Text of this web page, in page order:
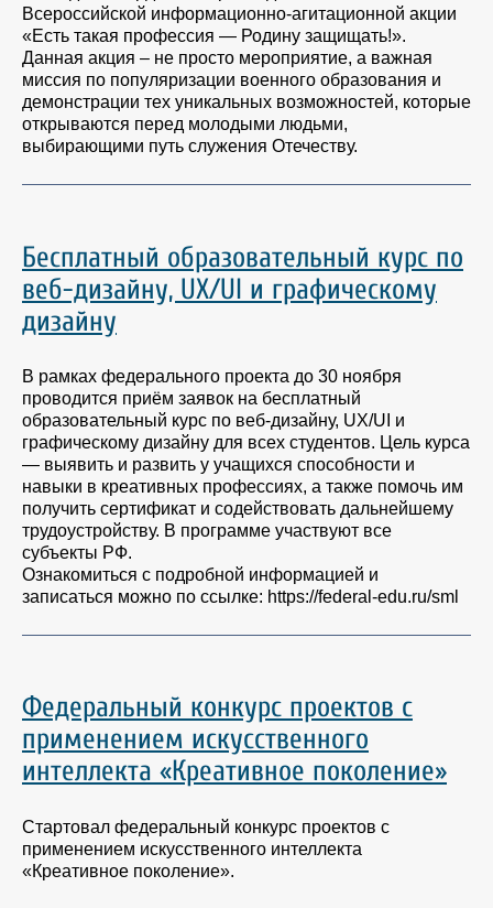
Всероссийской информационно-агитационной акции
«Есть такая профессия — Родину защищать!».
Данная акция – не просто мероприятие, а важная
миссия по популяризации военного образования и
демонстрации тех уникальных возможностей, которые
открываются перед молодыми людьми,
выбирающими путь служения Отечеству.
Бесплатный образовательный курс по
веб-дизайну, UX/UI и графическому
дизайну
В рамках федерального проекта до 30 ноября
проводится приём заявок на бесплатный
образовательный курс по веб-дизайну, UX/UI и
графическому дизайну для всех студентов. Цель курса
— выявить и развить у учащихся способности и
навыки в креативных профессиях, а также помочь им
получить сертификат и содействовать дальнейшему
трудоустройству. В программе участвуют все
субъекты РФ.
Ознакомиться с подробной информацией и
записаться можно по ссылке: https://federal-edu.ru/sml
Федеральный конкурс проектов с
применением искусственного
интеллекта «Креативное поколение»
Стартовал федеральный конкурс проектов с
применением искусственного интеллекта
«Креативное поколение».